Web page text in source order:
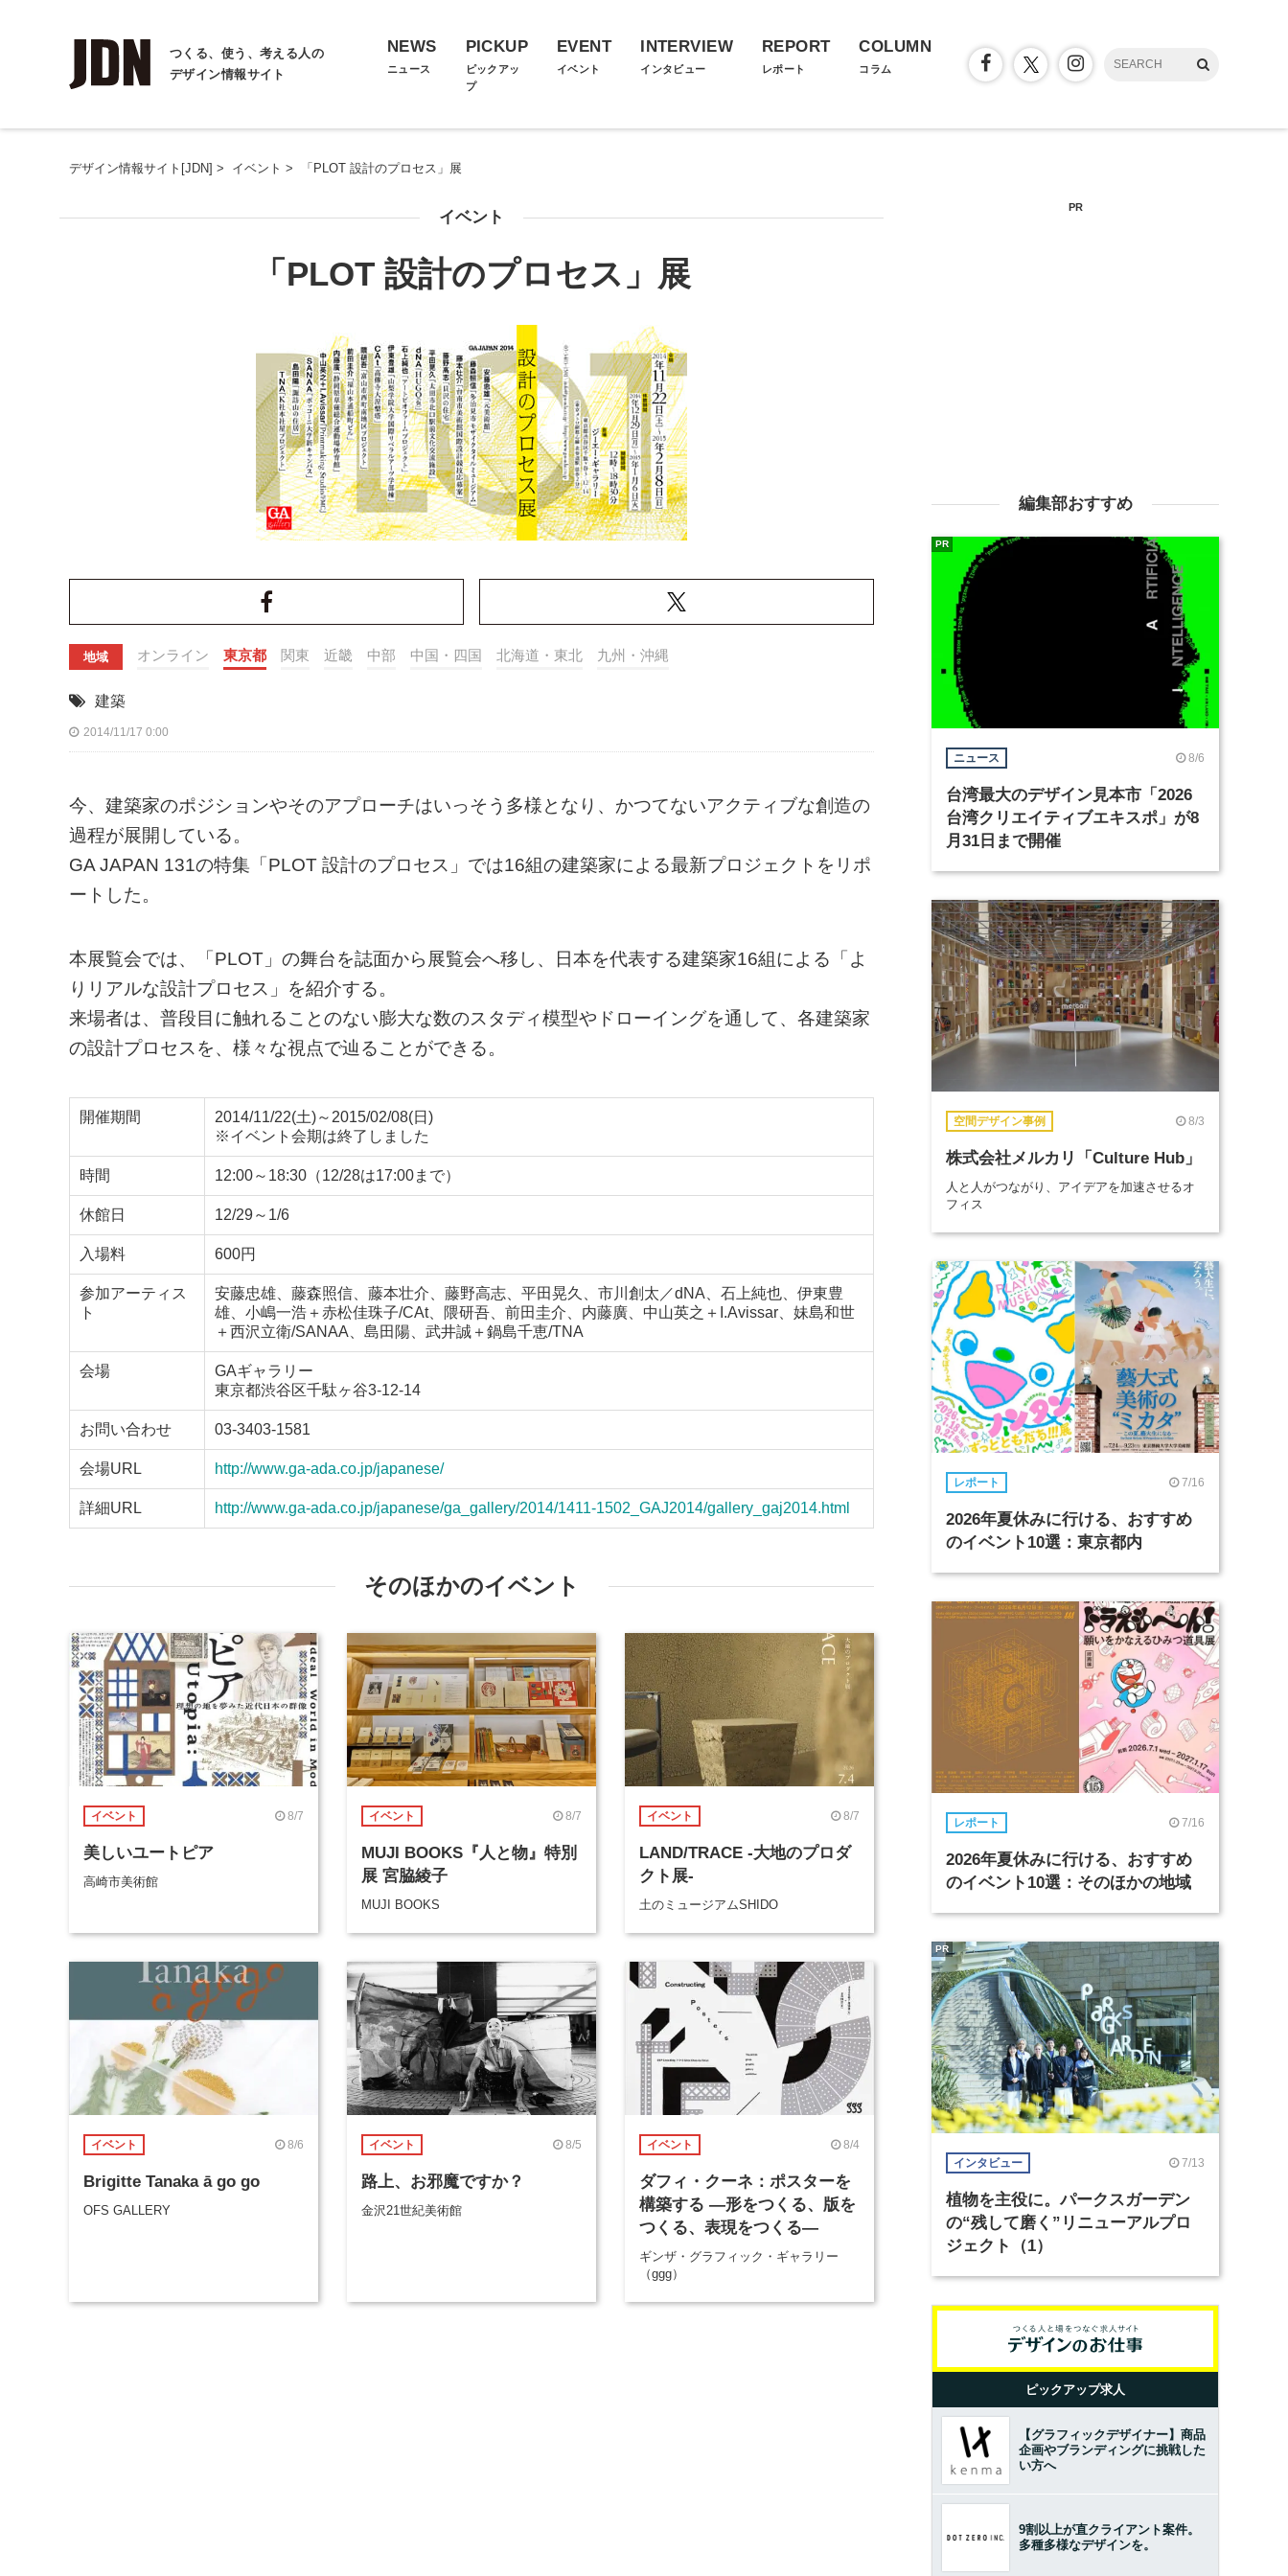
つくる、使う、考える人の
デザイン情報サイト
NEWS
ニュース
PICKUP
ピックアッ
プ
EVENT
イベント
INTERVIEW
インタビュー
REPORT
レポート
COLUMN
コラム
デザイン情報サイト[JDN] > イベント > 「PLOT 設計のプロセス」展
イベント
「PLOT 設計のプロセス」展
地域 オンライン 東京都 関東 近畿 中部 中国・四国 北海道・東北 九州・沖縄
建築
2014/11/17 0:00
今、建築家のポジションやそのアプローチはいっそう多様となり、かつてないアクティブな創造の
過程が展開している。
GA JAPAN 131の特集「PLOT 設計のプロセス」では16組の建築家による最新プロジェクトをリポ
ートした。
本展覧会では、「PLOT」の舞台を誌面から展覧会へ移し、日本を代表する建築家16組による「よ
りリアルな設計プロセス」を紹介する。
来場者は、普段目に触れることのない膨大な数のスタディ模型やドローイングを通して、各建築家
の設計プロセスを、様々な視点で辿ることができる。
開催期間
2014/11/22(土)～2015/02/08(日)
※イベント会期は終了しました
時間 12:00～18:30（12/28は17:00まで）
休館日 12/29～1/6
入場料 600円
参加アーティス
ト
安藤忠雄、藤森照信、藤本壮介、藤野高志、平田晃久、市川創太／dNA、石上純也、伊東豊
雄、小嶋一浩＋赤松佳珠子/CAt、隈研吾、前田圭介、内藤廣、中山英之＋I.Avissar、妹島和世
＋西沢立衛/SANAA、島田陽、武井誠＋鍋島千恵/TNA
会場
GAギャラリー
東京都渋谷区千駄ヶ谷3-12-14
お問い合わせ 03-3403-1581
会場URL http://www.ga-ada.co.jp/japanese/
詳細URL http://www.ga-ada.co.jp/japanese/ga_gallery/2014/1411-1502_GAJ2014/gallery_gaj2014.html
そのほかのイベント
イベント 8/7
美しいユートピア
高崎市美術館
イベント 8/7
MUJI BOOKS『人と物』特別
展 宮脇綾子
MUJI BOOKS
イベント 8/7
LAND/TRACE -大地のプロダ
クト展-
土のミュージアムSHIDO
イベント 8/6
Brigitte Tanaka ā go go
OFS GALLERY
イベント 8/5
路上、お邪魔ですか？
金沢21世紀美術館
イベント 8/4
ダフィ・クーネ：ポスターを
構築する ―形をつくる、版を
つくる、表現をつくる―
ギンザ・グラフィック・ギャラリー
（ggg）
PR
編集部おすすめ
ニュース 8/6
台湾最大のデザイン見本市「2026
台湾クリエイティブエキスポ」が8
月31日まで開催
PR
空間デザイン事例 8/3
株式会社メルカリ「Culture Hub」
人と人がつながり、アイデアを加速させるオ
フィス
レポート 7/16
2026年夏休みに行ける、おすすめ
のイベント10選：東京都内
レポート 7/16
2026年夏休みに行ける、おすすめ
のイベント10選：そのほかの地域
インタビュー 7/13
植物を主役に。パークスガーデン
の“残して磨く”リニューアルプロ
ジェクト（1）
PR
ピックアップ求人
【グラフィックデザイナー】商品
企画やブランディングに挑戦した
い方へ
9割以上が直クライアント案件。
多種多様なデザインを。